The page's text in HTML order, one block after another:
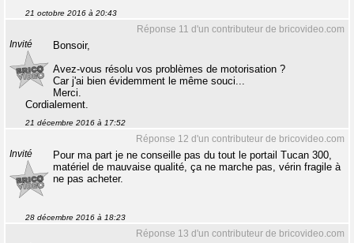
21 octobre 2016 à 20:43
Réponse 11 d'un contributeur de bricovideo.com
Invité
Bonsoir,
Avez-vous résolu vos problèmes de motorisation ?
Car j'ai bien évidemment le même souci...
Merci.
Cordialement.
21 décembre 2016 à 17:52
Réponse 12 d'un contributeur de bricovideo.com
Invité
Pour ma part je ne conseille pas du tout le portail Tucan 300,
matériel de mauvaise qualité, ça ne marche pas, vérin fragile à
ne pas acheter.
28 décembre 2016 à 18:23
Réponse 13 d'un contributeur de bricovideo.com